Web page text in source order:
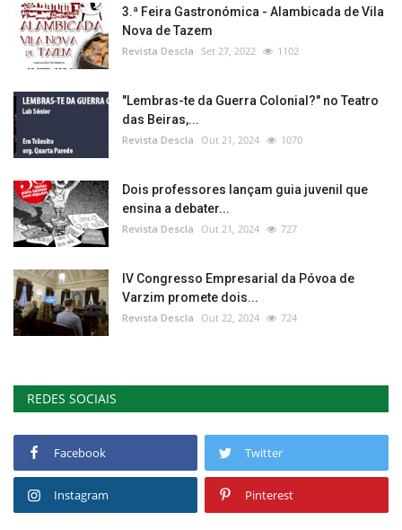
3.ª Feira Gastronómica - Alambicada de Vila
Nova de Tazem
Revista Descla Set 27, 2022 1102
"Lembras-te da Guerra Colonial?" no Teatro
das Beiras,...
Revista Descla Out 21, 2024 1070
Dois professores lançam guia juvenil que
ensina a debater...
Revista Descla Out 21, 2024 727
IV Congresso Empresarial da Póvoa de
Varzim promete dois...
Revista Descla Out 22, 2024 724
REDES SOCIAIS
Facebook Twitter
Instagram Pinterest